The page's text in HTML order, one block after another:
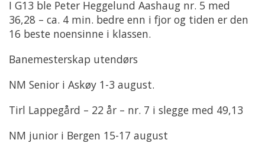
I G13 ble Peter Heggelund Aashaug nr. 5 med
36,28 – ca. 4 min. bedre enn i fjor og tiden er den
16 beste noensinne i klassen.
Banemesterskap utendørs
NM Senior i Askøy 1-3 august.
Tirl Lappegård – 22 år – nr. 7 i slegge med 49,13
NM junior i Bergen 15-17 august